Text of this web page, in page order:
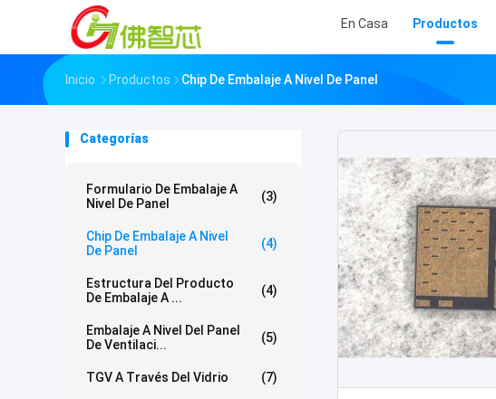
En Casa Productos
Inicio Productos Chip De Embalaje A Nivel De Panel
Categorías
Formulario De Embalaje A
Nivel De Panel
(3)
Chip De Embalaje A Nivel
De Panel
(4)
Estructura Del Producto
De Embalaje A ...
(4)
Embalaje A Nivel Del Panel
De Ventilaci...
(5)
TGV A Través Del Vidrio (7)